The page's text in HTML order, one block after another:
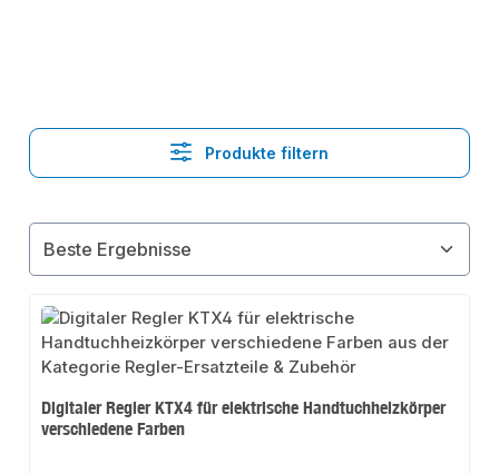
Produkte filtern
Digitaler Regler KTX4 für elektrische Handtuchheizkörper
verschiedene Farben